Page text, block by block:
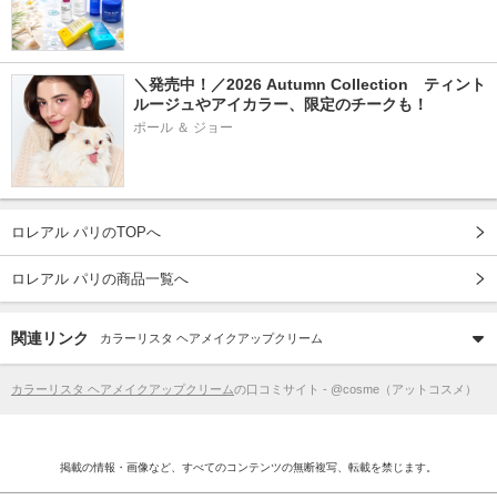
＼発売中！／2026 Autumn Collection　ティント
ルージュやアイカラー、限定のチークも！
ポール ＆ ジョー
ロレアル パリのTOPへ
ロレアル パリの商品一覧へ
関連リンク カラーリスタ ヘアメイクアップクリーム
カラーリスタ ヘアメイクアップクリームの口コミサイト - @cosme（アットコスメ）
掲載の情報・画像など、すべてのコンテンツの無断複写、転載を禁じます。